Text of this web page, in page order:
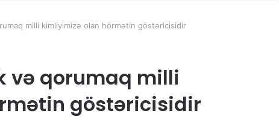
milli kimliyimizə olan hörmətin göstəricisidir
və qorumaq milli
göstəricisidir